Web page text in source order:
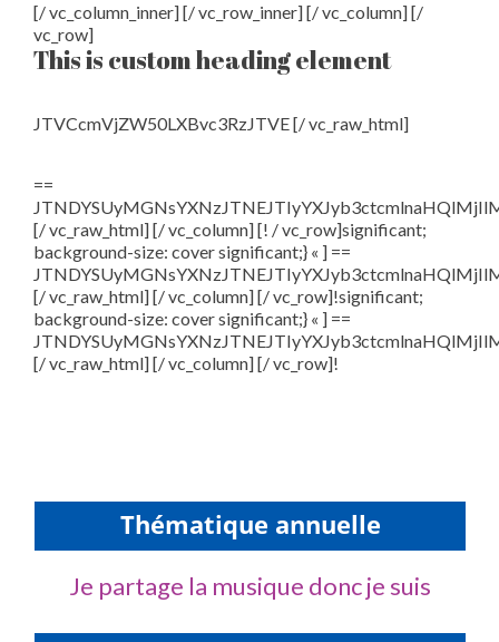
[/ vc_column_inner] [/ vc_row_inner] [/ vc_column] [/
vc_row]
This is custom heading element
JTVCcmVjZW50LXBvc3RzJTVE [/ vc_raw_html]
==
[/ vc_raw_html] [/ vc_column] [! / vc_row]significant;
background-size: cover significant;} « ] ==
[/ vc_raw_html] [/ vc_column] [/ vc_row]!significant;
background-size: cover significant;} « ] ==
[/ vc_raw_html] [/ vc_column] [/ vc_row]!
Thématique annuelle
Je partage la musique donc je suis